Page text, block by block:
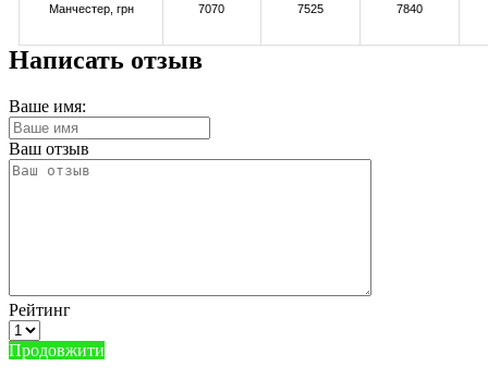
Манчестер, грн 7070 7525 7840
Написать отзыв
Ваше имя:
Ваш отзыв
Рейтинг
Продовжити